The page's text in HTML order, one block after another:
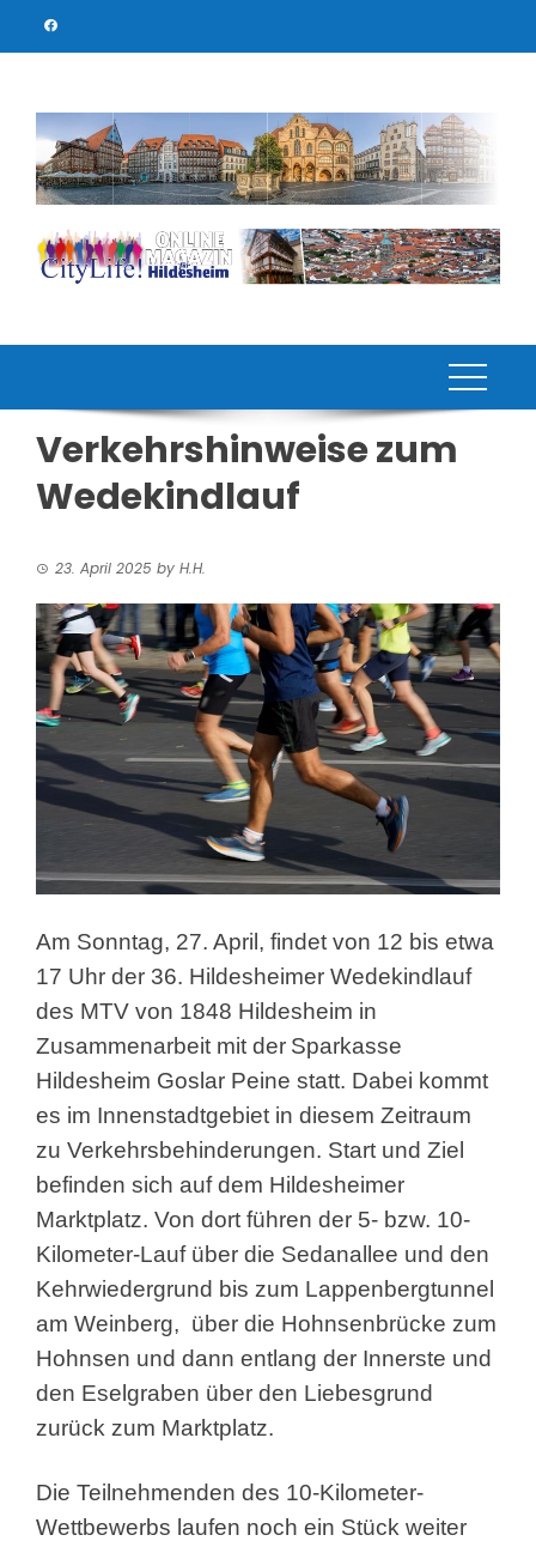
Verkehrshinweise zum
Wedekindlauf
23. April 2025 by H.H.
Am Sonntag, 27. April, findet von 12 bis etwa
17 Uhr der 36. Hildesheimer Wedekindlauf
des MTV von 1848 Hildesheim in
Zusammenarbeit mit der Sparkasse
Hildesheim Goslar Peine statt. Dabei kommt
es im Innenstadtgebiet in diesem Zeitraum
zu Verkehrsbehinderungen. Start und Ziel
befinden sich auf dem Hildesheimer
Marktplatz. Von dort führen der 5- bzw. 10-
Kilometer-Lauf über die Sedanallee und den
Kehrwiedergrund bis zum Lappenbergtunnel
am Weinberg, über die Hohnsenbrücke zum
Hohnsen und dann entlang der Innerste und
den Eselgraben über den Liebesgrund
zurück zum Marktplatz.
Die Teilnehmenden des 10-Kilometer-
Wettbewerbs laufen noch ein Stück weiter